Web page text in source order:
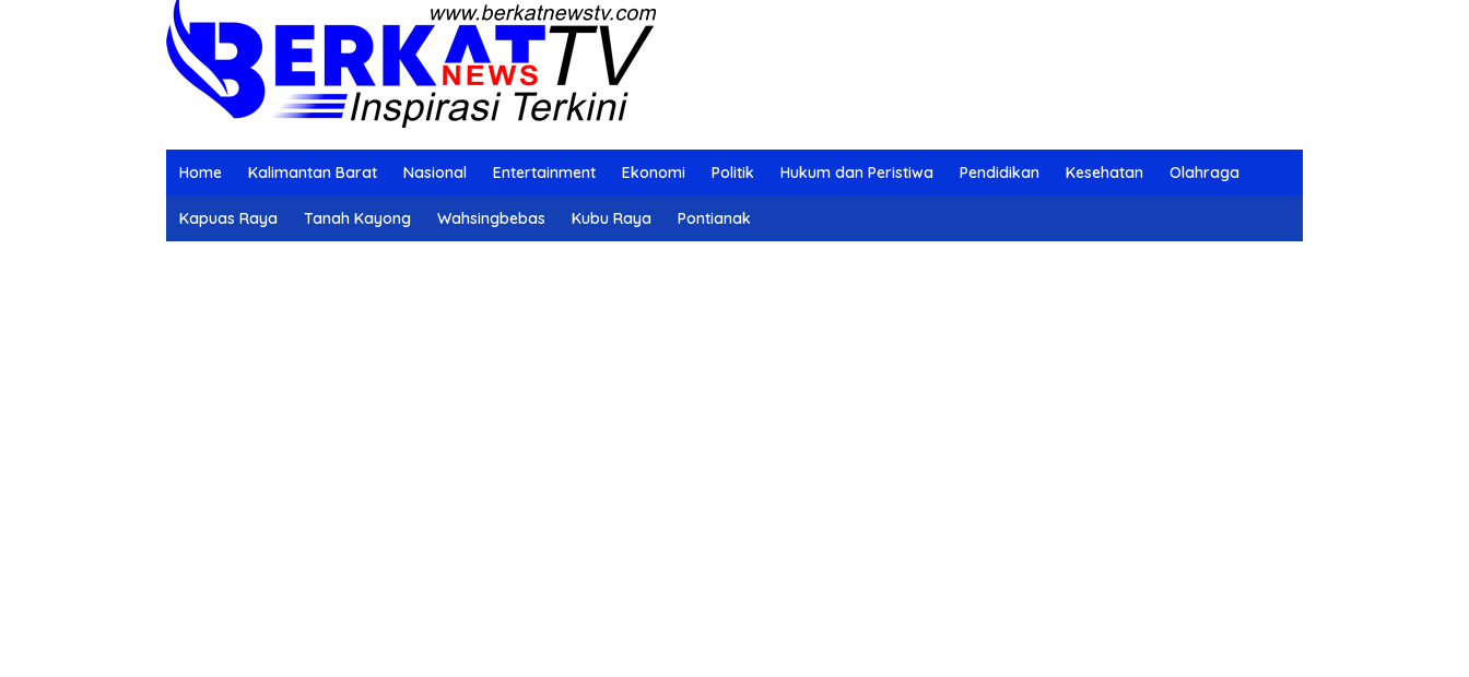
Home Kalimantan Barat Nasional Entertainment Ekonomi Politik Hukum dan Peristiwa Pendidikan Kesehatan Olahraga
Kapuas Raya Tanah Kayong Wahsingbebas Kubu Raya Pontianak